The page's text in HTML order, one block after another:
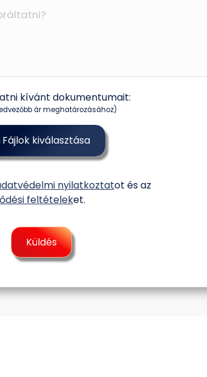
kívánt dokumentumait:
ár meghatározásához)
Fájlok kiválasztása
nyilatkoztatot és az
feltételeket.
Küldés